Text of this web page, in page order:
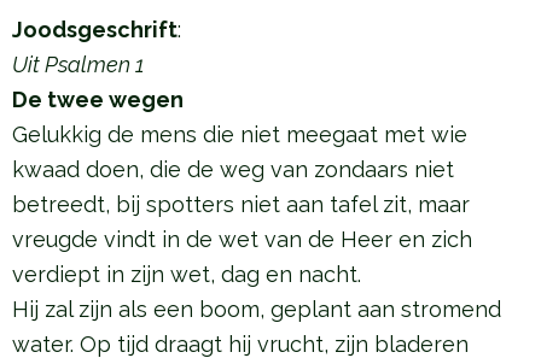
Joodsgeschrift:
Uit Psalmen 1
De twee wegen
Gelukkig de mens die niet meegaat met wie
kwaad doen, die de weg van zondaars niet
betreedt, bij spotters niet aan tafel zit, maar
vreugde vindt in de wet van de Heer en zich
verdiept in zijn wet, dag en nacht.
Hij zal zijn als een boom, geplant aan stromend
water. Op tijd draagt hij vrucht, zijn bladeren